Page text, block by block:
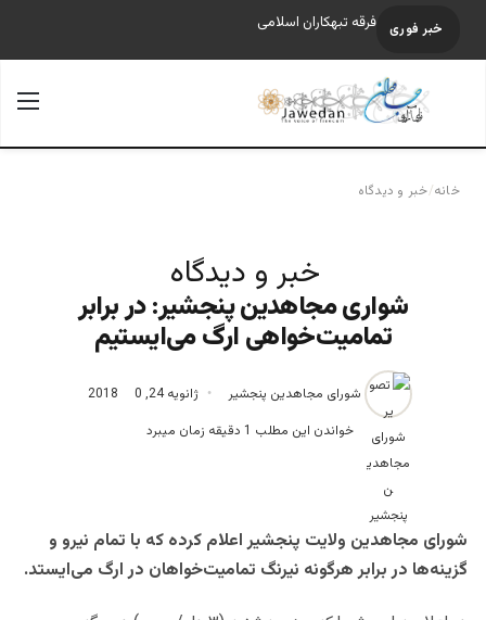
خبر فوری فرقه تبهکاران اسلامی
جستجو برای
خانه/خبر و دیدگاه
خبر و دیدگاه
شواری مجاهدین پنجشیر: در برابر
تمامیت‌خواهی ارگ می‌ایستیم
شورای مجاهدین پنجشیر ژانویه 24, 2018
0
خواندن این مطلب 1 دقیقه زمان میبرد
شورای مجاهدین پنجشیر
شورای مجاهدین ولایت پنجشیر اعلام کرده که با تمام نیرو و
گزینه‌ها در برابر هرگونه نیرنگ تمامیت‌خواهان در ارگ می‌ایستد.